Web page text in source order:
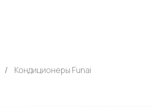
/ Кондиционеры Funai